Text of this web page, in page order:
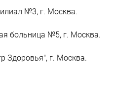
№3, г. Москва.
больница №5, г. Москва.
Здоровья", г. Москва.